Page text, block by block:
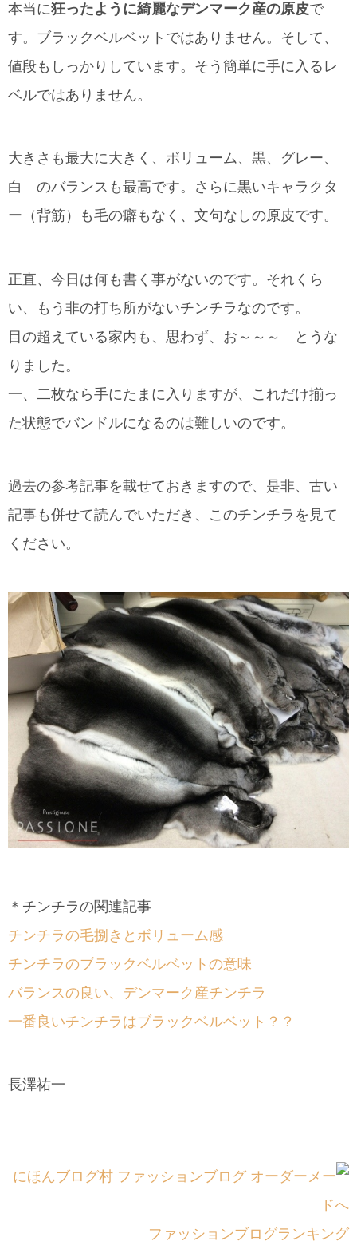
本当に狂ったように綺麗なデンマーク産の原皮で
す。ブラックベルベットではありません。そして、
値段もしっかりしています。そう簡単に手に入るレ
ベルではありません。
大きさも最大に大きく、ボリューム、黒、グレー、
白 のバランスも最高です。さらに黒いキャラクタ
ー（背筋）も毛の癖もなく、文句なしの原皮です。
正直、今日は何も書く事がないのです。それくら
い、もう非の打ち所がないチンチラなのです。
目の超えている家内も、思わず、お～～～ とうな
りました。
一、二枚なら手にたまに入りますが、これだけ揃っ
た状態でバンドルになるのは難しいのです。
過去の参考記事を載せておきますので、是非、古い
記事も併せて読んでいただき、このチンチラを見て
ください。
＊チンチラの関連記事
チンチラの毛捌きとボリューム感
チンチラのブラックベルベットの意味
バランスの良い、デンマーク産チンチラ
一番良いチンチラはブラックベルベット？？
長澤祐一
ファッションブログランキング